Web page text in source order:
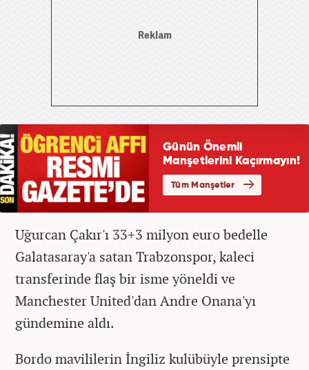
Uğurcan Çakır'ı 33+3 milyon euro bedelle
Galatasaray'a satan Trabzonspor, kaleci
transferinde flaş bir isme yöneldi ve
Manchester United'dan Andre Onana'yı
gündemine aldı.
Bordo mavililerin İngiliz kulübüyle prensipte